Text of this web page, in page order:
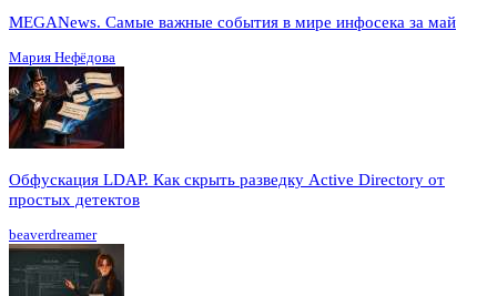
MEGANews. Cамые важные события в мире инфосека за май
Мария Нефёдова
Обфускация LDAP. Как скрыть разведку Active Directory от
простых детектов
beaverdreamer